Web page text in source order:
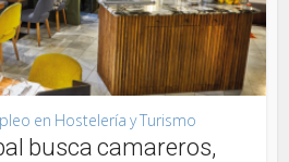
en Hostelería y Turismo
busca camareros,